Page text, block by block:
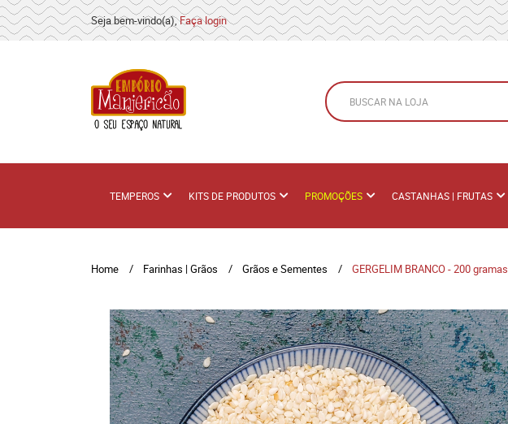
Seja bem-vindo(a),Faça login
TEMPEROS KITS DE PRODUTOS PROMOÇÕES CASTANHAS | FRUTAS
Home Farinhas | Grãos Grãos e Sementes GERGELIM BRANCO - 200 gramas